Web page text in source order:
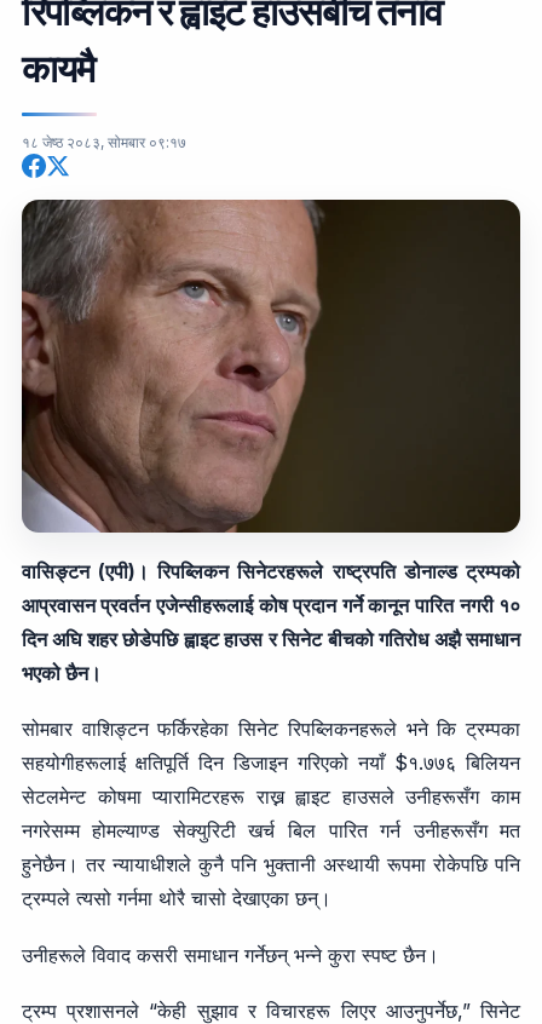
रिपब्लिकन र ह्वाइट हाउसबीच तनाव
कायमै
१८ जेष्ठ २०८३, सोमबार ०९:१७
वासिङ्टन (एपी)। रिपब्लिकन सिनेटरहरूले राष्ट्रपति डोनाल्ड ट्रम्पको
आप्रवासन प्रवर्तन एजेन्सीहरूलाई कोष प्रदान गर्ने कानून पारित नगरी १०
दिन अघि शहर छोडेपछि ह्वाइट हाउस र सिनेट बीचको गतिरोध अझै समाधान
भएको छैन।
सोमबार वाशिङ्टन फर्किरहेका सिनेट रिपब्लिकनहरूले भने कि ट्रम्पका
सहयोगीहरूलाई क्षतिपूर्ति दिन डिजाइन गरिएको नयाँ $१.७७६ बिलियन
सेटलमेन्ट कोषमा प्यारामिटरहरू राख्न ह्वाइट हाउसले उनीहरूसँग काम
नगरेसम्म होमल्याण्ड सेक्युरिटी खर्च बिल पारित गर्न उनीहरूसँग मत
हुनेछैन। तर न्यायाधीशले कुनै पनि भुक्तानी अस्थायी रूपमा रोकेपछि पनि
ट्रम्पले त्यसो गर्नमा थोरै चासो देखाएका छन्।
उनीहरूले विवाद कसरी समाधान गर्नेछन् भन्ने कुरा स्पष्ट छैन।
ट्रम्प प्रशासनले “केही सुझाव र विचारहरू लिएर आउनुपर्नेछ,” सिनेट